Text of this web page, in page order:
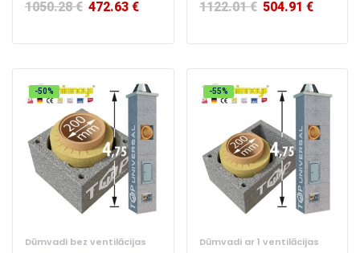
1050.28€ 472.63€ 1122.01€ 504.91 €
-50%
Dūmvadi bez ventilācijas
-55%
Dūmvadi ar 1 ventilācijas